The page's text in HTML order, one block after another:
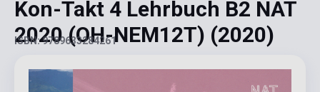
Kon-Takt 4 Lehrbuch B2 NAT
2020 (OH-NEM12T) (2020)
ISBN: 9789633284261